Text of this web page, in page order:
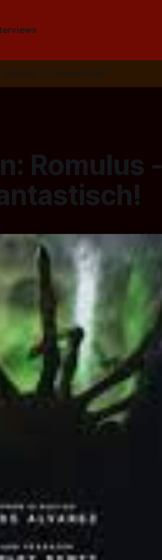
Bluesky ✉️ Nieuwsbrief
Romulus -